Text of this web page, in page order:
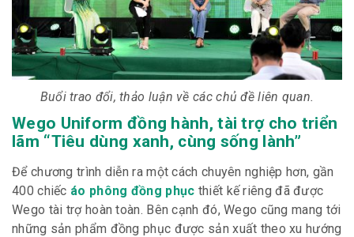
Buổi trao đổi, thảo luận về các chủ đề liên quan.
Wego Uniform đồng hành, tài trợ cho triển
lãm “Tiêu dùng xanh, cùng sống lành”
Để chương trình diễn ra một cách chuyên nghiệp hơn, gần
400 chiếc áo phông đồng phục thiết kế riêng đã được
Wego tài trợ hoàn toàn. Bên cạnh đó, Wego cũng mang tới
những sản phẩm đồng phục được sản xuất theo xu hướng